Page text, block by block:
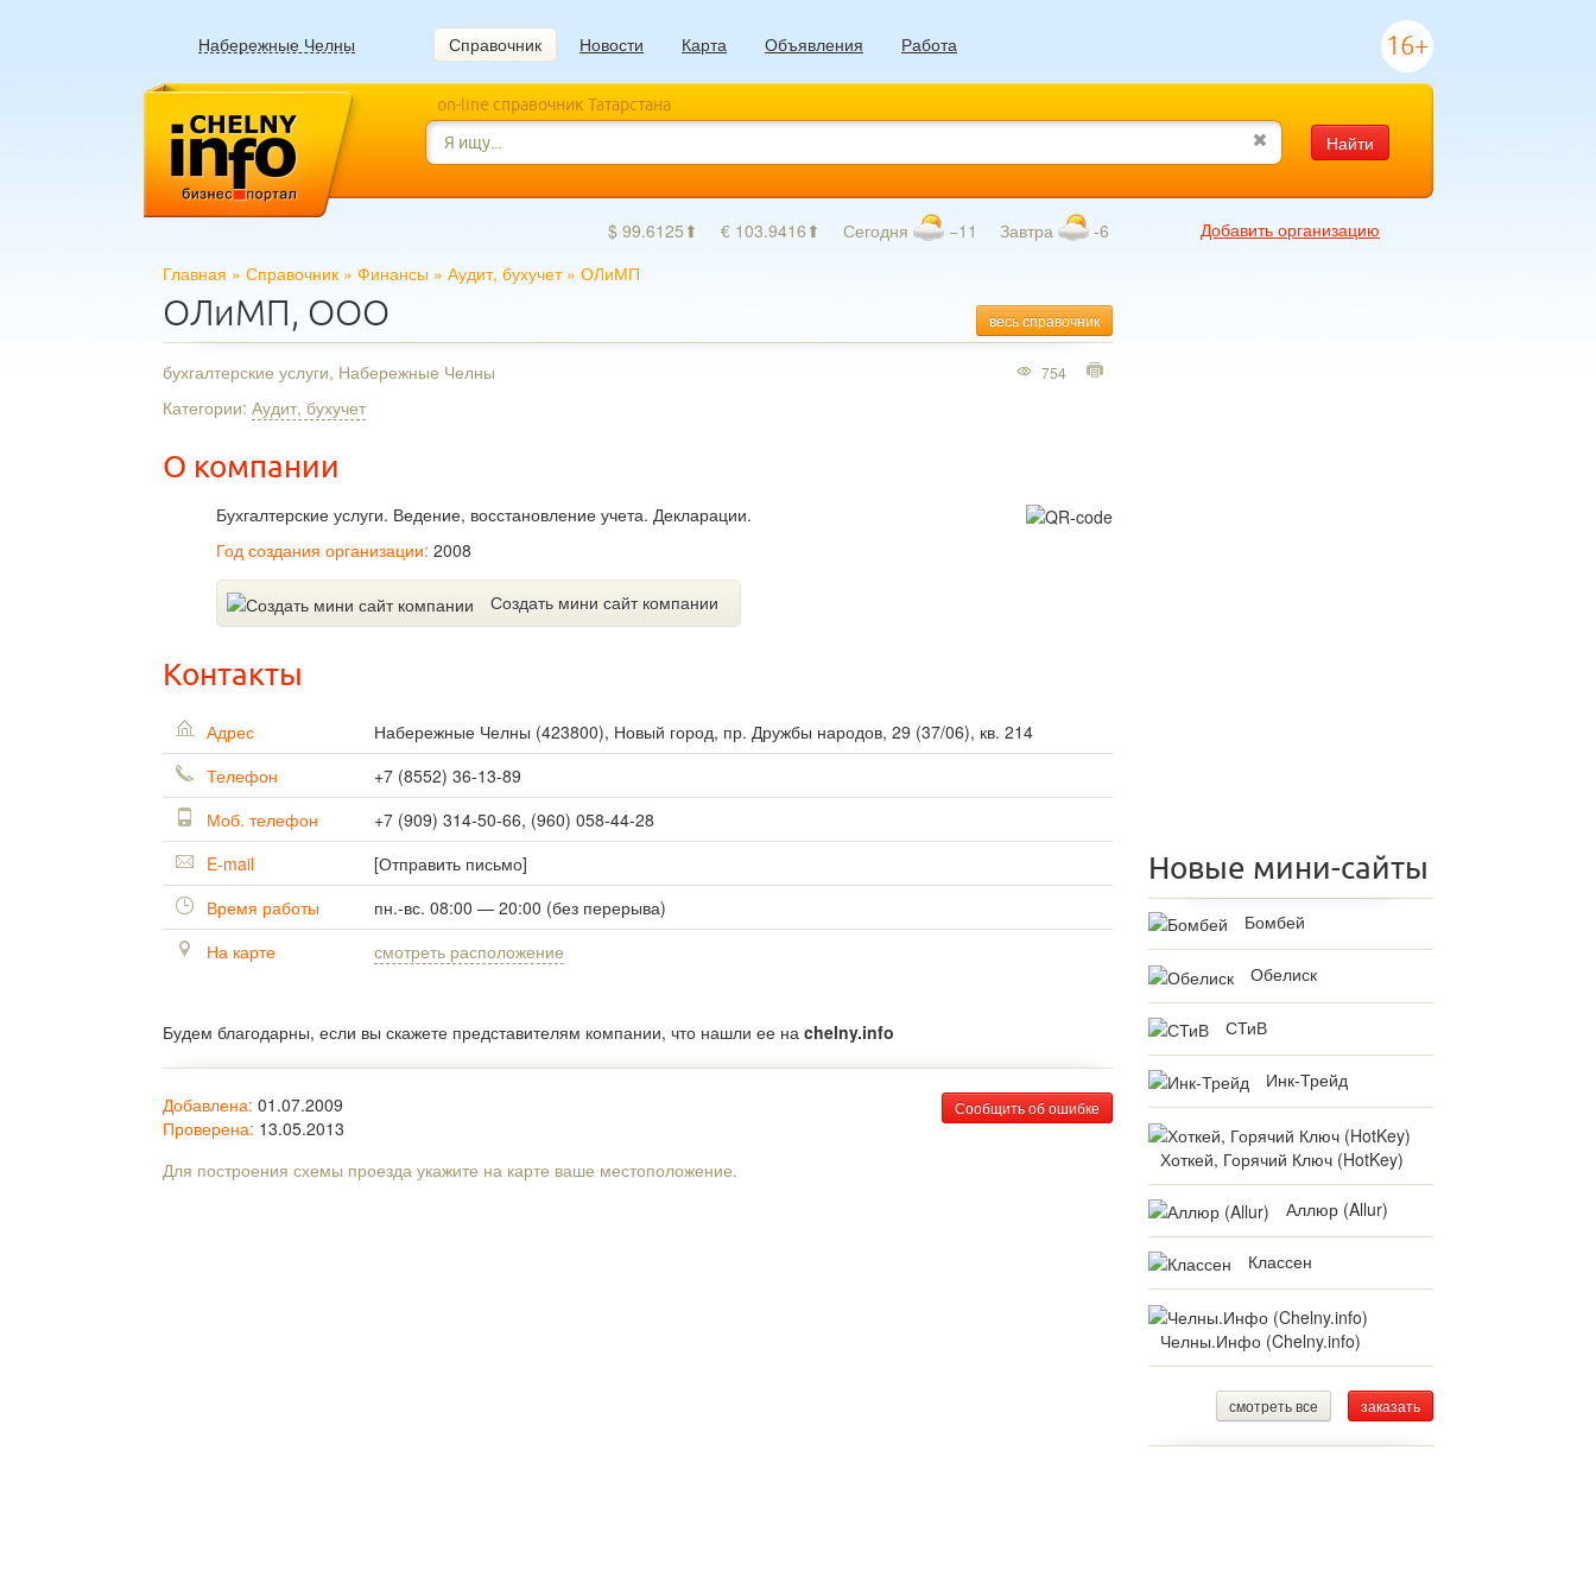
Набережные Челны Справочник Новости Карта Объявления Работа 16+
on-line справочник Татарстана
Найти
$ 99.6125⬆ € 103.9416⬆ Сегодня −11 Завтра -6
Добавить организацию
Главная » Справочник » Финансы » Аудит, бухучет» ОЛиМП
весь справочник
ОЛиМП, ООО
бухгалтерские услуги, Набережные Челны
Категории: Аудит, бухучет
О компании
Бухгалтерские услуги. Ведение, восстановление учета. Декларации.
Год создания организации: 2008
Создать мини сайт компании
754
Контакты
Адрес Набережные Челны (423800), Новый город, пр. Дружбы народов, 29 (37/06), кв. 214
Телефон
+7 (8552) 36-13-89
Моб. телефон
+7 (909) 314-50-66, (960) 058-44-28
E-mail
[Отправить письмо]
Время работы
пн.-вс. 08:00 — 20:00 (без перерыва)
На карте
смотреть расположение
Будем благодарны, если вы скажете представителям компании, что нашли ее на chelny.info
Сообщить об ошибке
Добавлена: 01.07.2009
Проверена: 13.05.2013
Для построения схемы проезда укажите на карте ваше местоположение.
Новые мини-сайты
Бомбей
Обелиск
СТиВ
Инк-Трейд
Хоткей, Горячий Ключ (HotKey)
Аллюр (Allur)
Классен
Челны.Инфо (Chelny.info)
смотреть все заказать